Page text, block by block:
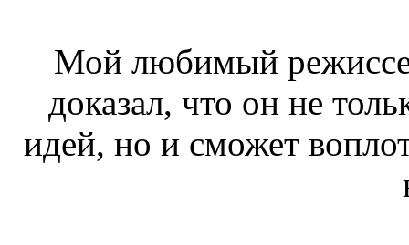
Мой любимый
доказал, что он не
идей, но и сможет